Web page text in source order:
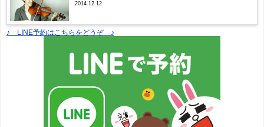
2014.12.12
♪ LINE予約はこちらをどうぞ ♪